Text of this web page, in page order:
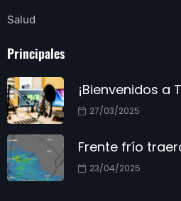
Salud
Principales
¡Bienvenidos a
27/03/2025
Frente frío
23/04/2025